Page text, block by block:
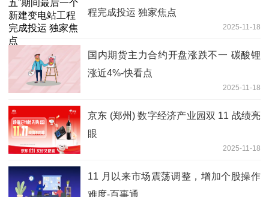
程完成投运 独家焦点
2025-11-18
国内期货主力合约开盘涨跌不一 碳酸锂
涨近4%-快看点
2025-11-18
京东 (郑州) 数字经济产业园双 11 战绩亮
眼
2025-11-18
11 月以来市场震荡调整，增加个股操作
难度-百事通